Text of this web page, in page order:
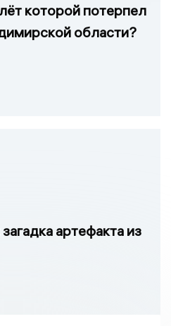
которой потерпел
области?
артефакта из